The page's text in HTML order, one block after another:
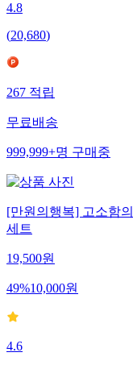
4.8
(20,680)
267 적립
무료배송
999,999+명 구매중
[만원의행복] 고소함
세트
19,500원
49%10,000원
4.6